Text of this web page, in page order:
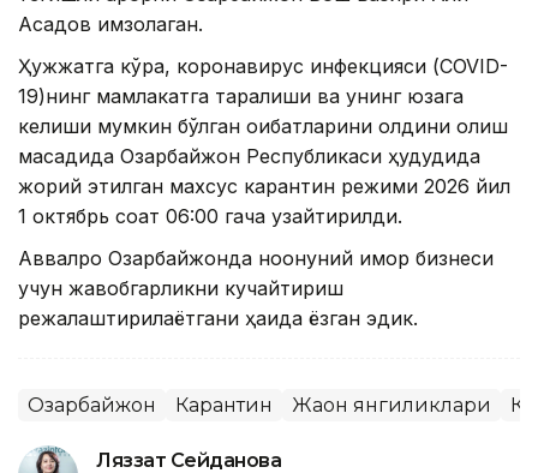
Асадов имзолаган.
Ҳужжатга кўра, коронавирус инфекцияси (COVID-
19)нинг мамлакатга тарқалиши ва унинг юзага
келиши мумкин бўлган оқибатларини олдини олиш
мақсадида Озарбайжон Республикаси ҳудудида
жорий этилган махсус карантин режими 2026 йил
1 октябрь соат 06:00 гача узайтирилди.
Аввалроқ Озарбайжонда ноқонуний қимор бизнеси
учун жавобгарликни кучайтириш
режалаштирилаётгани ҳақида ёзган эдик.
Озарбайжон Карантин Жаҳон янгиликлари
Ляззат Сейданова